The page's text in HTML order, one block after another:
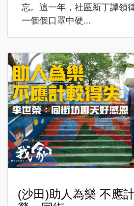
忘。這一年，社區新丁譚領
一個個口罩中硬...
(沙田)助人為樂 不應